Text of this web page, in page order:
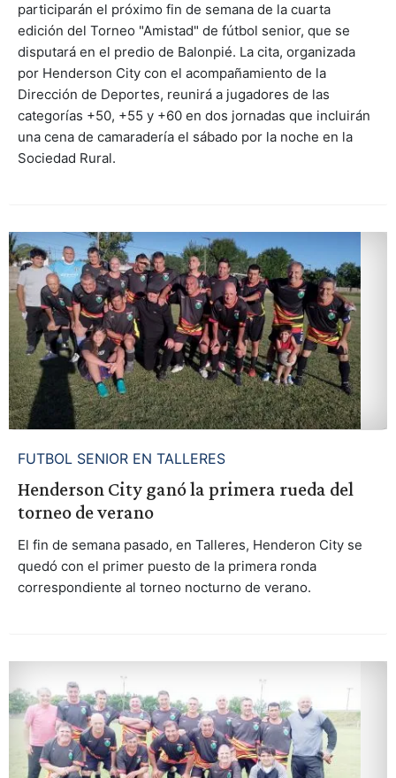
participarán el próximo fin de semana de la cuarta
edición del Torneo "Amistad" de fútbol senior, que se
disputará en el predio de Balonpié. La cita, organizada
por Henderson City con el acompañamiento de la
Dirección de Deportes, reunirá a jugadores de las
categorías +50, +55 y +60 en dos jornadas que incluirán
una cena de camaradería el sábado por la noche en la
Sociedad Rural.
FUTBOL SENIOR EN TALLERES
Henderson City ganó la primera rueda del
torneo de verano
El fin de semana pasado, en Talleres, Henderon City se
quedó con el primer puesto de la primera ronda
correspondiente al torneo nocturno de verano.